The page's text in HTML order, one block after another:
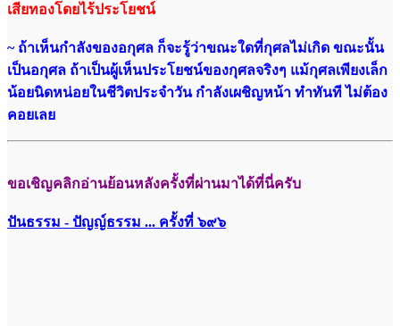
เสียทองโดยไร้ประโยชน์
~ ถ้าเห็นกำลังของอกุศล ก็จะรู้ว่าขณะใดที่กุศลไม่เกิด ขณะนั้น
เป็นอกุศล ถ้าเป็นผู้เห็นประโยชน์ของกุศลจริงๆ แม้กุศลเพียงเล็ก
น้อยนิดหน่อยในชีวิตประจำวัน กำลังเผชิญหน้า ทำทันที ไม่ต้อง
คอยเลย
ขอเชิญคลิกอ่านย้อนหลังครั้งที่ผ่านมาได้ที่นี่ครับ
ปันธรรม - ปัญญ์ธรรม ... ครั้งที่ ๖๙๖